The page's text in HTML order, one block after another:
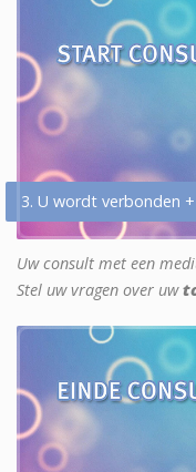
3. U wordt verbonden +
Uw consult met een
Stel uw vragen over uw